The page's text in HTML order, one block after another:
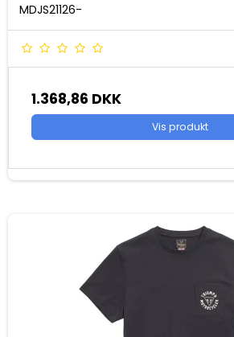
MDJS21126-
1.368,86 DKK
Vis produkt